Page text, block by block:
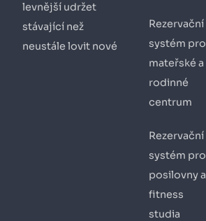
levnější udržet
stávající než
neustále lovit nové
Rezervační
systém pro
mateřské a
rodinné
centrum
Rezervační
systém pro
posilovny a
fitness
studia